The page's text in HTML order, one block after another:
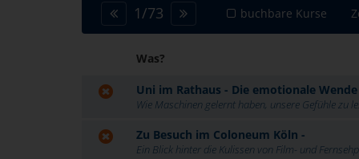
1/73 buchbare Kurse
Was?
Uni im Rathaus - Die emotionale Wende
Wie Maschinen gelernt haben, unsere Gefühle zu
Zu Besuch im Coloneum Köln -
Ein Blick hinter die Kulissen von Film- und